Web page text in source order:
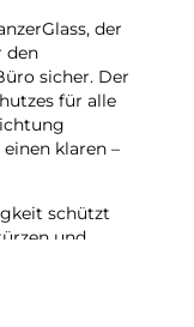
der
den
sicher. Der
für alle
klaren –
schützt
und
Er